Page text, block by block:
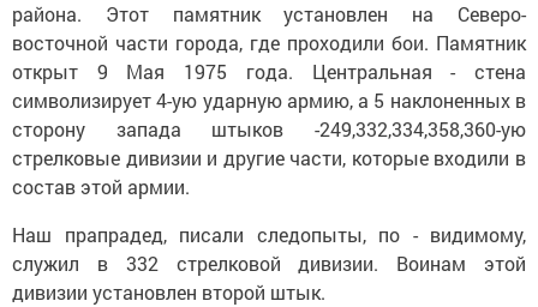
района. Этот памятник установлен на Северо-
восточной части города, где проходили бои. Памятник
открыт 9 Мая 1975 года. Центральная - стена
символизирует 4-ую ударную армию, а 5 наклоненных в
сторону запада штыков -249,332,334,358,360-ую
стрелковые дивизии и другие части, которые входили в
состав этой армии.
Наш прапрадед, писали следопыты, по - видимому,
служил в 332 стрелковой дивизии. Воинам этой
дивизии установлен второй штык.